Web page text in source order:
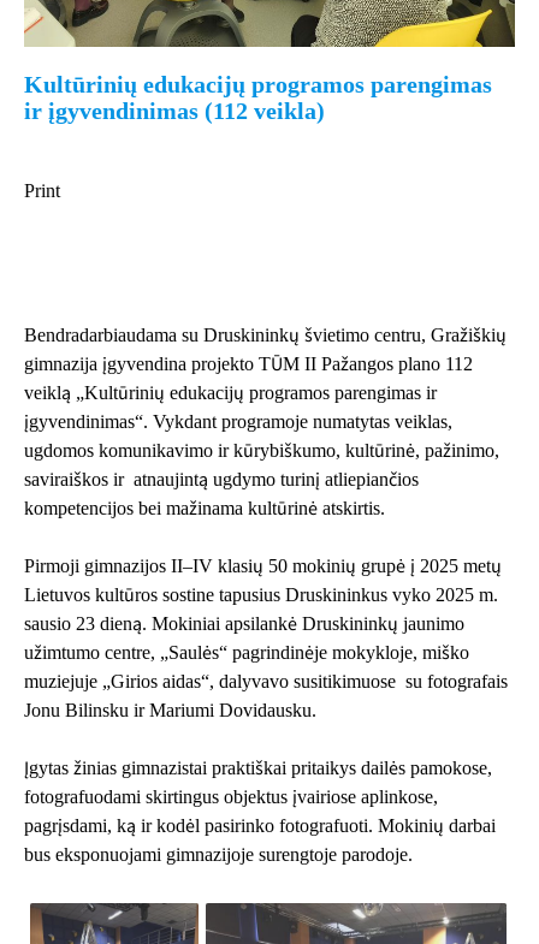
Kultūrinių edukacijų programos parengimas
ir įgyvendinimas (112 veikla)
Print
Bendradarbiaudama su Druskininkų švietimo centru, Gražiškių
gimnazija įgyvendina projekto TŪM II Pažangos plano 112
veiklą „Kultūrinių edukacijų programos parengimas ir
įgyvendinimas“. Vykdant programoje numatytas veiklas,
ugdomos komunikavimo ir kūrybiškumo, kultūrinė, pažinimo,
saviraiškos ir atnaujintą ugdymo turinį atliepiančios
kompetencijos bei mažinama kultūrinė atskirtis.
Pirmoji gimnazijos II–IV klasių 50 mokinių grupė į 2025 metų
Lietuvos kultūros sostine tapusius Druskininkus vyko 2025 m.
sausio 23 dieną. Mokiniai apsilankė Druskininkų jaunimo
užimtumo centre, „Saulės“ pagrindinėje mokykloje, miško
muziejuje „Girios aidas“, dalyvavo susitikimuose su fotografais
Jonu Bilinsku ir Mariumi Dovidausku.
Įgytas žinias gimnazistai praktiškai pritaikys dailės pamokose,
fotografuodami skirtingus objektus įvairiose aplinkose,
pagrįsdami, ką ir kodėl pasirinko fotografuoti. Mokinių darbai
bus eksponuojami gimnazijoje surengtoje parodoje.